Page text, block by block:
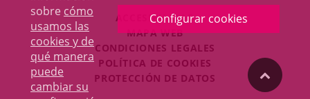
sobre cómo
usamos las
cookies y de
qué manera
puede
cambiar su
Configurar cookies
A
UNA
APLICACIÓN
EXTERNA.
A
UNA
APLICACIÓN
EXTERNA.
A
UNA
EXTERNA.
ACCESIBILIDAD
MAPA WEB
CONDICIONES LEGALES
POLÍTICA DE COOKIES
PROTECCIÓN DE DATOS
"Volver